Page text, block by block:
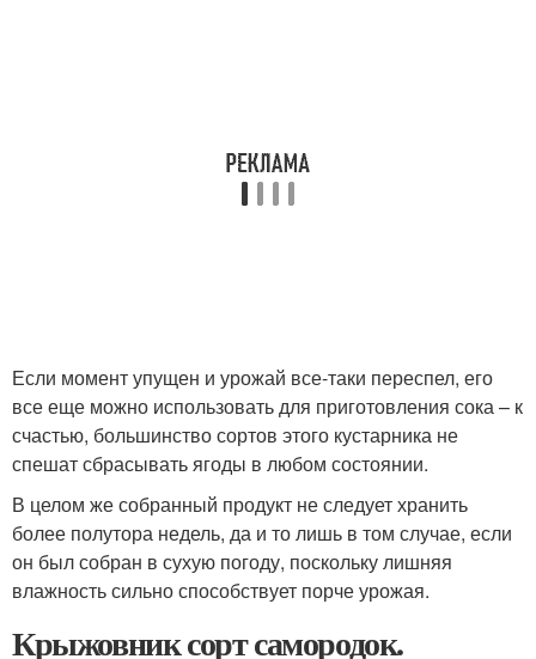
Если момент упущен и урожай все-таки переспел, его
все еще можно использовать для приготовления сока – к
счастью, большинство сортов этого кустарника не
спешат сбрасывать ягоды в любом состоянии.
В целом же собранный продукт не следует хранить
более полутора недель, да и то лишь в том случае, если
он был собран в сухую погоду, поскольку лишняя
влажность сильно способствует порче урожая.
Крыжовник сорт самородок.